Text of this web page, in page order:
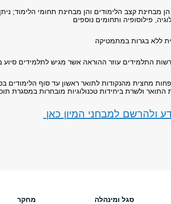
מבחינת קצב הלימודים והן מבחינת תחומי הלימוד;
פילוסופיה ותחומים נוספים
ללא בגרות במתמטיקה
התלמידים עוזר ההוראה אשר מגיש לתלמידים סיוע
מחצית מהנקודות לתואר ראשון עד סוף הלימודים
התואר ולשרת ביחידות טכנולוגיות מובחרות במסגרת
ולהרשם למבחני המיון כאן
סגל ומינהלה
מחקר